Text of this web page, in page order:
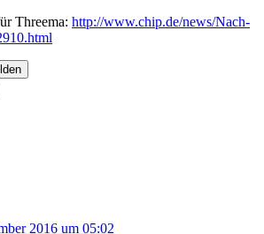
Threema: http://www.chip.de/news/Nach-
2016 um 05:02